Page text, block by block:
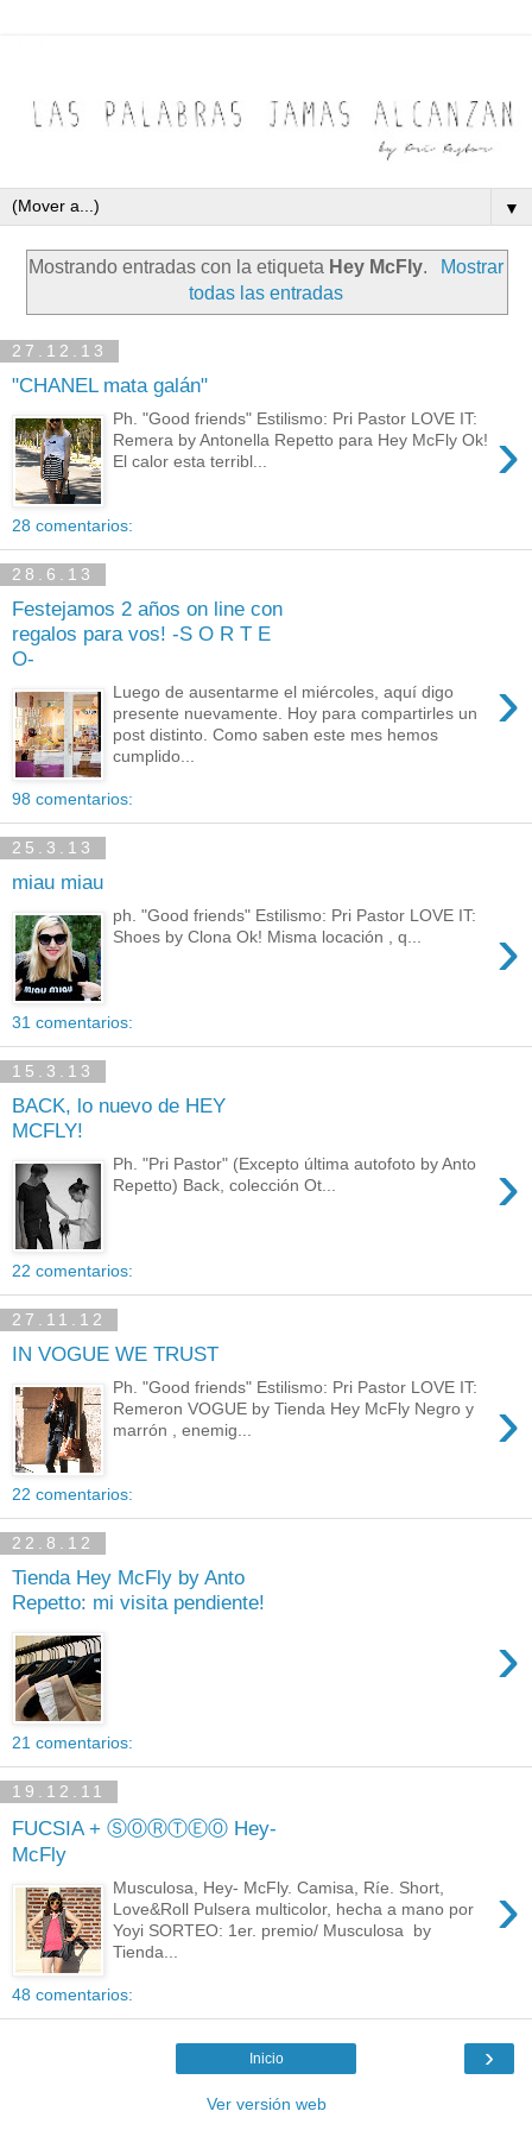
▼
Mostrando entradas con la etiqueta Hey McFly.
Mostrar
todas las entradas
27.12.13
"CHANEL mata galán"
›
Ph. "Good friends" Estilismo: Pri Pastor LOVE IT:
Remera by Antonella Repetto para Hey McFly Ok!
El calor esta terribl...
28 comentarios:
28.6.13
Festejamos 2 años on line con
regalos para vos! -S O R T E
O-
›
Luego de ausentarme el miércoles, aquí digo
presente nuevamente. Hoy para compartirles un
post distinto. Como saben este mes hemos
cumplido...
98 comentarios:
25.3.13
miau miau
›
ph. "Good friends" Estilismo: Pri Pastor LOVE IT:
Shoes by Clona Ok! Misma locación , q...
31 comentarios:
15.3.13
BACK, lo nuevo de HEY
MCFLY!
›
Ph. "Pri Pastor" (Excepto última autofoto by Anto
Repetto) Back, colección Ot...
22 comentarios:
27.11.12
IN VOGUE WE TRUST
›
Ph. "Good friends" Estilismo: Pri Pastor LOVE IT:
Remeron VOGUE by Tienda Hey McFly Negro y
marrón , enemig...
22 comentarios:
22.8.12
Tienda Hey McFly by Anto
Repetto: mi visita pendiente!
›
21 comentarios:
19.12.11
FUCSIA + ⓈⓄⓇⓉⒺⓄ Hey-
McFly
›
Musculosa, Hey- McFly. Camisa, Ríe. Short,
Love&Roll Pulsera multicolor, hecha a mano por
Yoyi SORTEO: 1er. premio/ Musculosa by
Tienda...
48 comentarios:
›
Inicio
Ver versión web